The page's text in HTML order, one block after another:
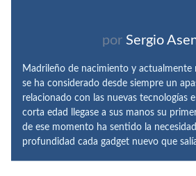
por Sergio
Madrileño de nacimiento y actualmente
se ha considerado desde siempre un
relacionado con las nuevas tecnologías
corta edad llegase a sus manos su
de ese momento ha sentido la
profundidad cada gadget nuevo que